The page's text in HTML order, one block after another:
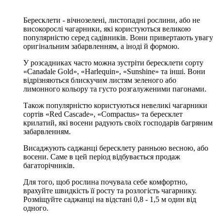
Бересклети - вічнозелені, листопадні рослини, або не
високорослі чагарники, які користуються великою
популярністю серед садівників. Вони привертають увагу
оригінальним забарвленням, а іноді й формою.
У розсадниках часто можна зустріти бересклети сорту
«Canadale Gold», «Harlequin», «Sunshine» та інші. Вони
відрізняються блискучим листям зеленого або
лимонного кольору та густо розгалуженими пагонами.
Також популярністю користуються невеликі чагарники
сортів «Red Cascade», «Compactus» та бересклет
крилатий, які восени радують своїх господарів багряним
забарвленням.
Висаджують саджанці бересклету ранньою весною, або
восени. Саме в цей період відбувається продаж
багаторічників.
Для того, щоб рослина почувала себе комфортно,
врахуйте швидкість її росту та розлогість чагарнику.
Розміщуйте саджанці на відстані 0,8 - 1,5 м один від
одного.